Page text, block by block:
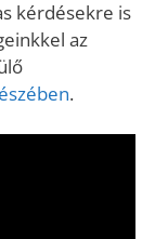
kérdésekre is
az
.